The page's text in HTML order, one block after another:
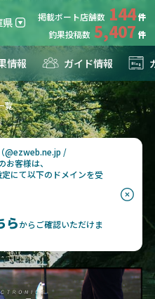
県 掲載ボート店舗数 144
釣果投稿数 5,407
情報 ガイド情報
覧
@ezweb.ne.jp /
客様は、
にて以下のドメインを受
らからご確認いただけま